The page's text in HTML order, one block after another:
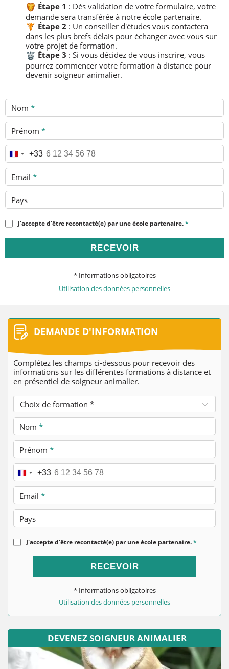
Étape 1 : Dès validation de votre formulaire, votre
demande sera transférée à notre école partenaire.
Étape 2 : Un conseiller d'études vous contactera
dans les plus brefs délais pour échanger avec vous sur
votre projet de formation.
Étape 3 : Si vous décidez de vous inscrire, vous
pourrez commencer votre formation à distance pour
devenir soigneur animalier.
Nom *
Prénom *
Téléphone *
+33
Email *
Pays
J'accepte d'être recontacté(e) par une école partenaire.*
RECEVOIR
* Informations obligatoires
Utilisation des données personnelles
DEMANDE D'INFORMATION
Complétez les champs ci-dessous pour recevoir des
informations sur les différentes formations à distance et
en présentiel de soigneur animalier.
Choix de formation *
Nom *
Prénom *
Téléphone *
+33
Email *
Pays
J'accepte d'être recontacté(e) par une école partenaire.*
RECEVOIR
* Informations obligatoires
Utilisation des données personnelles
DEVENEZ SOIGNEUR ANIMALIER